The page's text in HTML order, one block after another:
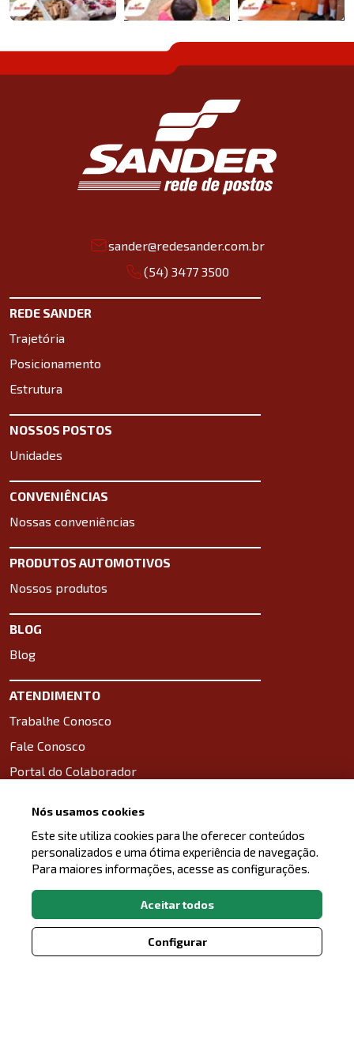
sander@redesander.com.br
(54) 3477 3500
REDE SANDER
Trajetória
Posicionamento
Estrutura
NOSSOS POSTOS
Unidades
CONVENIÊNCIAS
Nossas conveniências
PRODUTOS AUTOMOTIVOS
Nossos produtos
BLOG
Blog
ATENDIMENTO
Trabalhe Conosco
Fale Conosco
Portal do Colaborador
SANDER APP
Baixe o aplicativo na App Store
Baixe o aplicativo na Google Play Store
LinkedInFacebookInstagram
Nós usamos cookies
Este site utiliza cookies para lhe oferecer conteúdos
personalizados e uma ótima experiência de navegação.
Para maiores informações, acesse as configurações.
Aceitar todos
Configurar